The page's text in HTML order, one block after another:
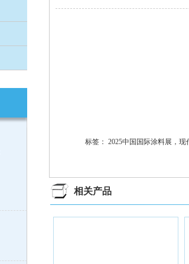
标签： 2025中国国际涂料展，
相关产品